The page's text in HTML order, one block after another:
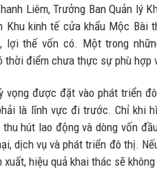
Liêm, Trưởng Ban Quản lý
Khu kinh tế cửa khẩu Mộc Bài
lợi thế vốn có. Một trong
thời điểm chưa thực sự phù hợp
vọng được đặt vào phát triển
là lĩnh vực đi trước. Chỉ khi
thu hút lao động và dòng vốn
dịch vụ và phát triển đô thị.
hiệu quả khai thác sẽ